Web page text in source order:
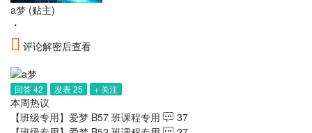
a梦 (贴主)
・
评论解密后查看
回答 42 发表 25 + 关注
本周热议
【班级专用】爱梦 B57 班课程专用
37